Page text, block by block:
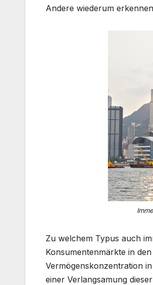
Andere wiederum
Zu welchem Typus auch
Konsumentenmärkte in den
Vermögenskonzentration
einer Verlangsamung